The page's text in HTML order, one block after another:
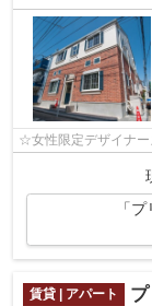
☆女性限定デザイナ
「
賃貸 | アパート